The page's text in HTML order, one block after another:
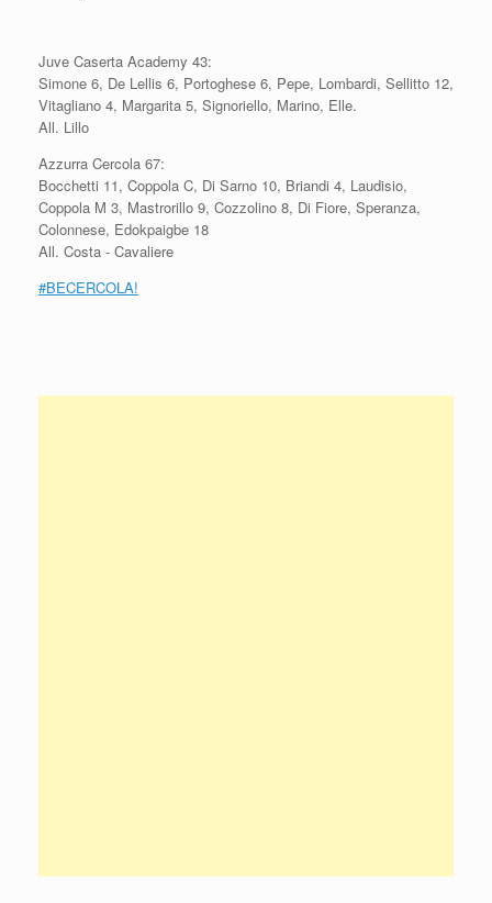
Juve Caserta Academy 43:
Simone 6, De Lellis 6, Portoghese 6, Pepe, Lombardi, Sellitto 12,
Vitagliano 4, Margarita 5, Signoriello, Marino, Elle.
All. Lillo
Azzurra Cercola 67:
Bocchetti 11, Coppola C, Di Sarno 10, Briandi 4, Laudisio,
Coppola M 3, Mastrorillo 9, Cozzolino 8, Di Fiore, Speranza,
Colonnese, Edokpaigbe 18
All. Costa - Cavaliere
#BECERCOLA!